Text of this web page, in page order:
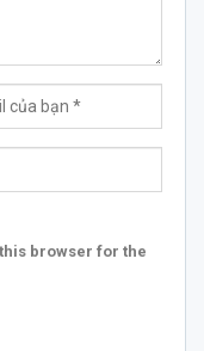
browser for the